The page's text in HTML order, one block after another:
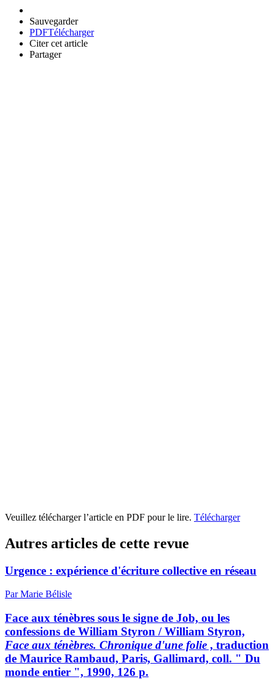
Sauvegarder
PDFTélécharger
Citer cet article
Partager
Veuillez télécharger l’article en PDF pour le lire. Télécharger
Autres articles de cette revue
Urgence : expérience d'écriture collective en réseau
Par Marie Bélisle
Face aux ténèbres sous le signe de Job, ou les
confessions de William Styron / William Styron,
Face aux ténèbres. Chronique d'une folie , traduction
de Maurice Rambaud, Paris, Gallimard, coll. " Du
monde entier ", 1990, 126 p.